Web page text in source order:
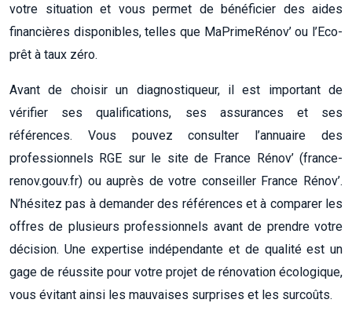
votre situation et vous permet de bénéficier des aides
financières disponibles, telles que MaPrimeRénov’ ou l’Eco-
prêt à taux zéro.
Avant de choisir un diagnostiqueur, il est important de
vérifier ses qualifications, ses assurances et ses
références. Vous pouvez consulter l’annuaire des
professionnels RGE sur le site de France Rénov’ (france-
renov.gouv.fr) ou auprès de votre conseiller France Rénov’.
N’hésitez pas à demander des références et à comparer les
offres de plusieurs professionnels avant de prendre votre
décision. Une expertise indépendante et de qualité est un
gage de réussite pour votre projet de rénovation écologique,
vous évitant ainsi les mauvaises surprises et les surcoûts.